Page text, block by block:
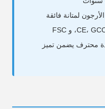
لمتانة فائقة
محترف يضمن تميز